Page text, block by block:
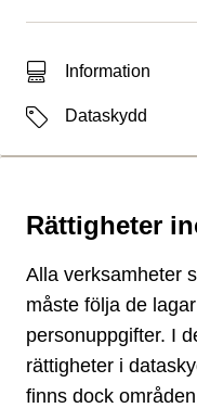
Typ av sökträff
Information
EtiketterDataskydd
Rättigheter
Typ av sida
Alla verksamheter
måste följa de
personuppgifter. I
rättigheter i
finns dock